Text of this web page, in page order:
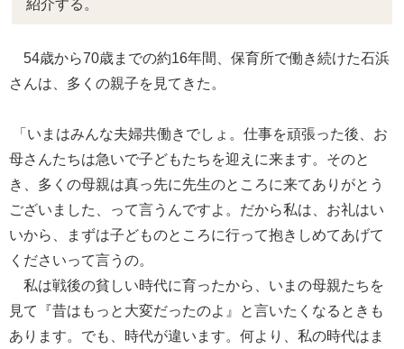
紹介する。
54歳から70歳までの約16年間、保育所で働き続けた石浜
さんは、多くの親子を見てきた。
「いまはみんな夫婦共働きでしょ。仕事を頑張った後、お
母さんたちは急いで子どもたちを迎えに来ます。そのと
き、多くの母親は真っ先に先生のところに来てありがとう
ございました、って言うんですよ。だから私は、お礼はい
いから、まずは子どものところに行って抱きしめてあげて
くださいって言うの。
私は戦後の貧しい時代に育ったから、いまの母親たちを
見て『昔はもっと大変だったのよ』と言いたくなるときも
あります。でも、時代が違います。何より、私の時代はま